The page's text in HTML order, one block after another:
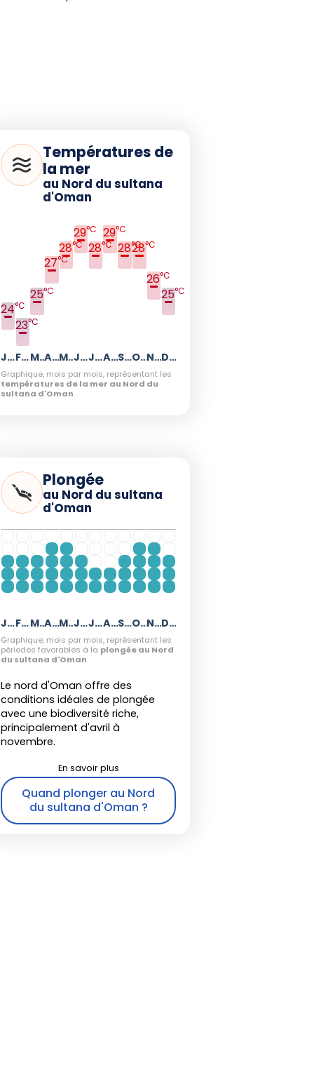
Températures de
la mer
au Nord du sultana
d'Oman
Janvier
24°C
Février
23°C
Mars
25°C
Avril
27°C
Mai
28°C
Juin
29°C
Juillet
28°C
Août
29°C
Septembre
28°C
Octobre
28°C
Novembre
26°C
Décembre
25°C
Graphique, mois par mois, représentant les
températures de la mer au Nord du
sultana d'Oman.
Plongée
au Nord du sultana
d'Oman
Janvier Février Mars Avril Mai Juin Juillet Août Septembre Octobre Novembre Décembre
Graphique, mois par mois, représentant les
périodes favorables à la plongée au Nord
du sultana d'Oman.
Le nord d'Oman offre des
conditions idéales de plongée
avec une biodiversité riche,
principalement d'avril à
novembre.
Quand plonger au Nord
du sultana d'Oman ?